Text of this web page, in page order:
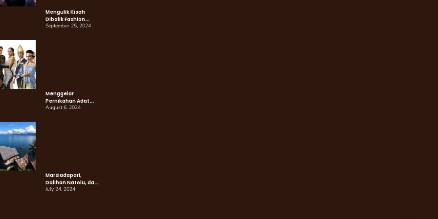
Mengulik Kisah
Dibalik Fashion
Show Chathaulos
September 25, 2024
Menggelar
Pernikahan Adat
Batak, Batak Untuk
August 6, 2024
Marsiadapari,
Dalihan Natolu, dan
Dongan Sahuta:
July 24, 2024